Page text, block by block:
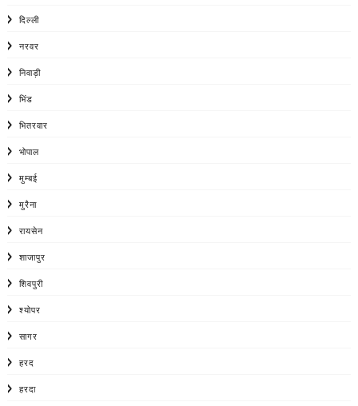
दिल्ली
नरवर
निवाड़ी
भिंड
भितरवार
भोपाल
मुम्बई
मुरैना
रायसेन
शाजापुर
शिवपुरी
श्योपर
सागर
हरद
हरदा